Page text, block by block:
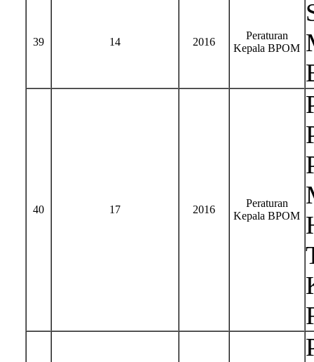
39 14 2016
Peraturan
Kepala BPOM
40 17 2016
Peraturan
Kepala BPOM